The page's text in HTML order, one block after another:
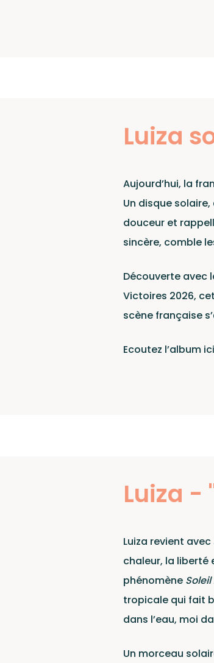
Luiza
Aujourd’hui, la
Un disque
douceur et
sincère, comble
Découverte avec
Victoires 2026,
scène française
Ecoutez l’album
Luiza -
Luiza revient avec
chaleur, la
phénomène Soleil
tropicale qui fait
dans l’eau, moi
Un morceau